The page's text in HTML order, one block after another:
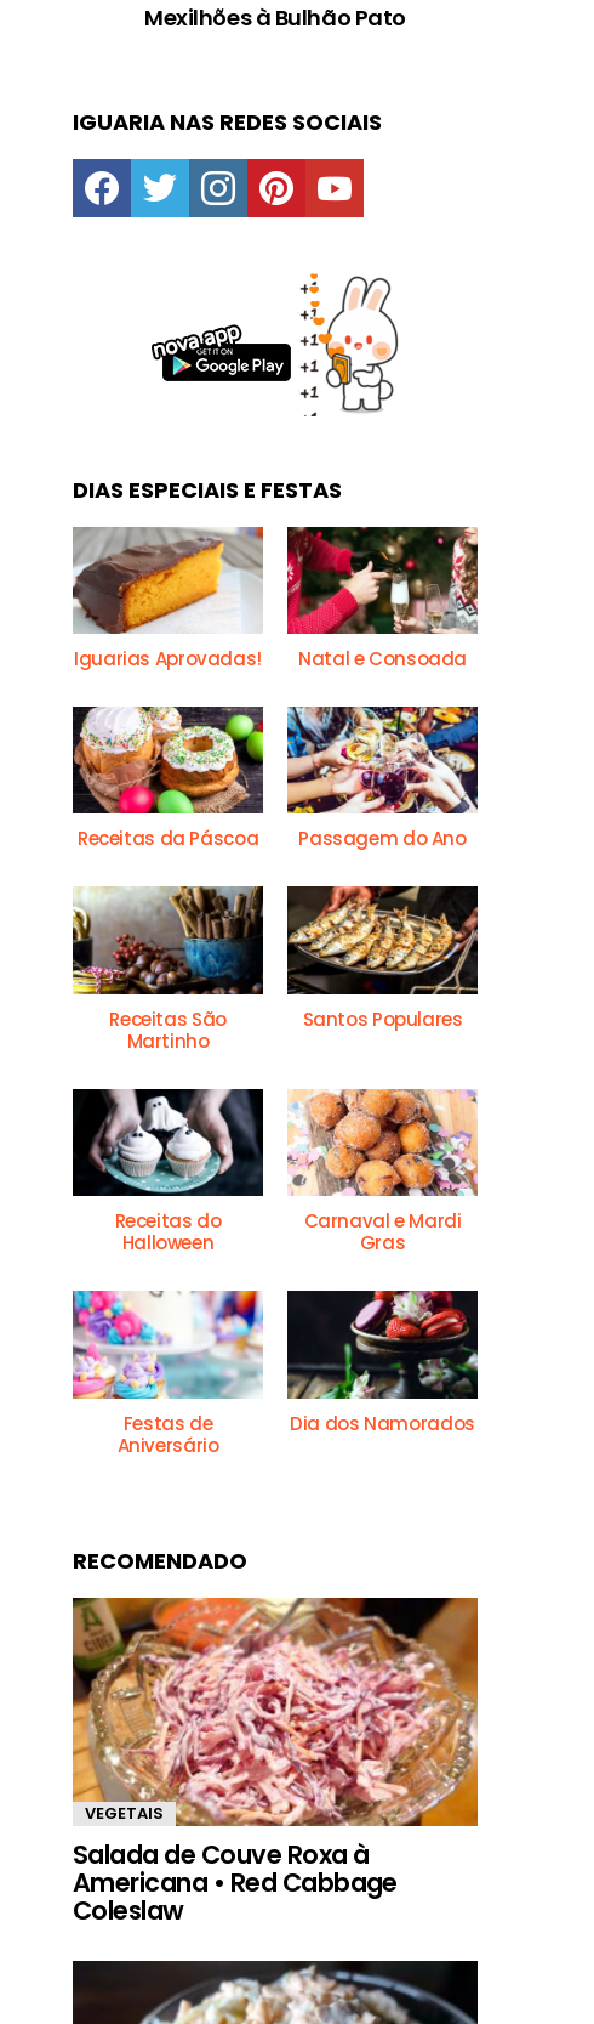
Mexilhões à Bulhão Pato
IGUARIA NAS REDES SOCIAIS
facebooktwitter instagrampinterestyoutube
DIAS ESPECIAIS E FESTAS
Iguarias Aprovadas! Natal e Consoada
Receitas da Páscoa Passagem do Ano
Receitas São
Martinho
Santos Populares
Receitas do
Halloween
Carnaval e Mardi
Gras
Festas de
Aniversário
Dia dos Namorados
RECOMENDADO
VEGETAIS
Salada de Couve Roxa à
Americana • Red Cabbage
Coleslaw